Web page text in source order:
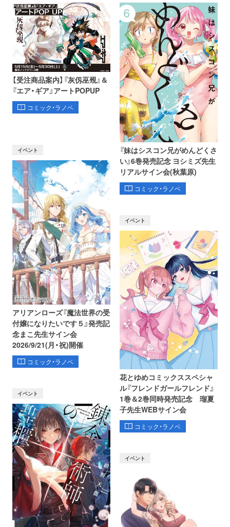
【受注商品案内】『灰仭巫覡』＆
『エア・ギア』アートPOPUP
コミック・ラノベ
『妹はシスコン兄がめんどくさ
い』6巻発売記念 ヨシミズ先生
リアルサイン会(秋葉原)
コミック・ラノベ
イベント
アリアンローズ『魔法世界の受
付嬢になりたいです５』発売記
念まこ先生サイン会
2026/9/21(月・祝)開催
コミック・ラノベ
イベント
花とゆめコミックススペシャ
ル『フレンドガールフレンド』
1巻＆2巻同時発売記念 瑠夏
子先生WEBサイン会
コミック・ラノベ
イベント
イベント